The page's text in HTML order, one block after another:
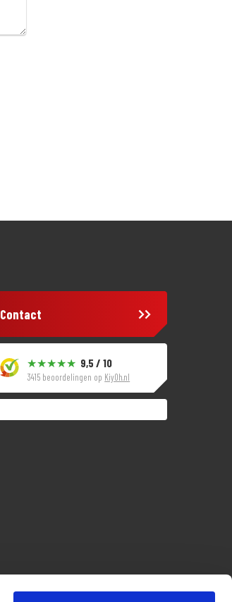
Contact
9,5 / 10
3415 beoordelingen op KiyOh.nl